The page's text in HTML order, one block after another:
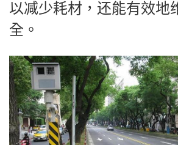
以减少耗材，还能有效地
全。